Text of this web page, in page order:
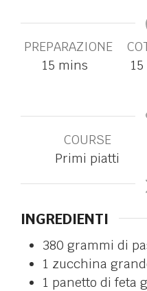
PREPARAZIONE
15 mins
15
COURSE
Primi piatti
INGREDIENTI
380 grammi di
1 zucchina
1 panetto di feta